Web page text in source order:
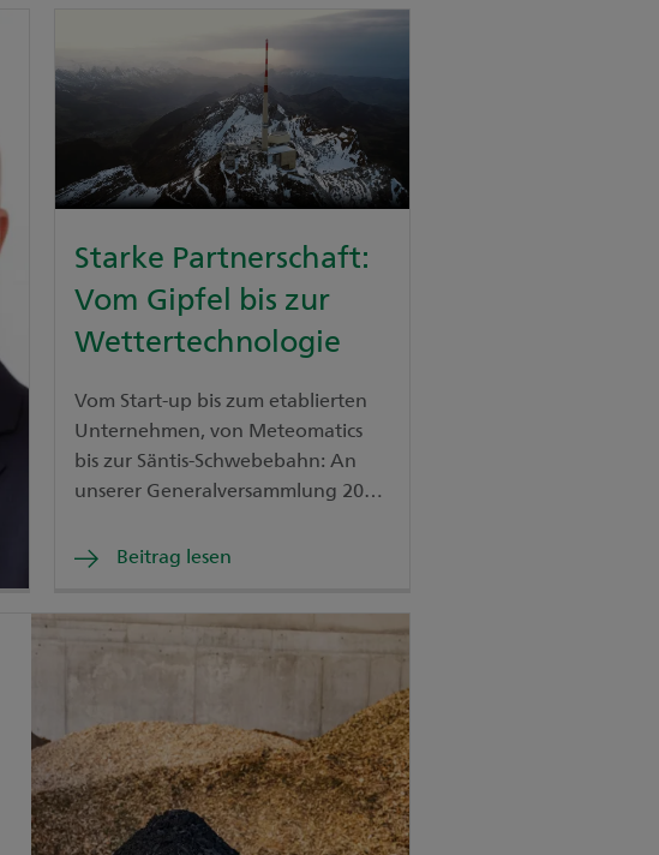
Starke Partnerschaft:
Vom Gipfel bis zur
Wettertechnologie
Vom Start-up bis zum etablierten
Unternehmen, von Meteomatics
bis zur Säntis-Schwebebahn: An
unserer Generalversammlung 2026
wie vielfältig unsere
finanziellen Bedürfnisse sind.
Beitrag lesen